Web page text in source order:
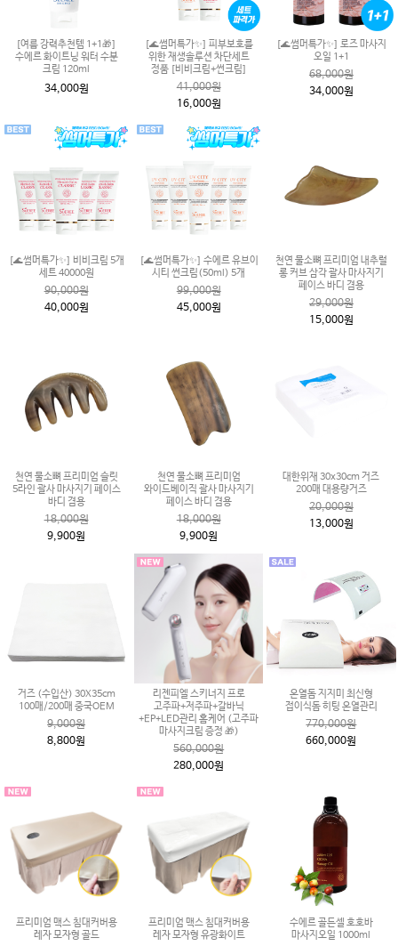
[여름 강력추천템 1+1🎁]
수에르 화이트닝 워터 수분
크림 120ml
34,000원
[🌊썸머특가✨] 피부보호를
위한 재생솔루션 차단세트
정품 [비비크림+썬크림]
41,000원
16,000원
[🌊썸머특가✨] 로즈 마사지
오일 1+1
68,000원
34,000원
[🌊썸머특가✨] 비비크림 5개
세트 40000원
90,000원
40,000원
[🌊썸머특가✨] 수에르 유브이
시티 썬크림(50ml) 5개
99,000원
45,000원
천연 물소뼈 프리미엄 내추럴
롱 커브 삼각 괄사 마사지기
페이스 바디 겸용
29,000원
15,000원
천연 물소뼈 프리미엄 슬릿
5라인 괄사 마사지기 페이스
바디 겸용
18,000원
9,900원
천연 물소뼈 프리미엄
와이드베이직 괄사 마사지기
페이스 바디 겸용
18,000원
9,900원
대한위재 30x30cm 거즈
200매 대용량거즈
20,000원
13,000원
거즈 (수입산) 30X35cm
100매/200매 중국OEM
9,000원
8,800원
리젠피엘 스키너지 프로
고주파+저주파+갈바닉
+EP+LED관리 홈케어 (고주파
마사지크림 증정 🎁)
560,000원
280,000원
온열돔 지지미 최신형
접이식돔 히팅 온열관리
770,000원
660,000원
프리미엄 맥스 침대커버용
레자 모자형 골드
프리미엄 맥스 침대커버용
레자 모자형 유광화이트
수에르 골든셀 호호바
마사지오일 1000ml